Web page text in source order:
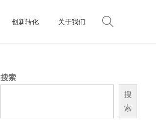
创新转化 关于我们
搜索
搜
索